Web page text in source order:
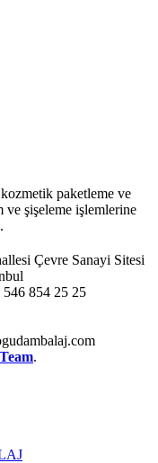
paketleme ve
şişeleme işlemlerine
Çevre Sanayi Sitesi
546 854 25 25
.